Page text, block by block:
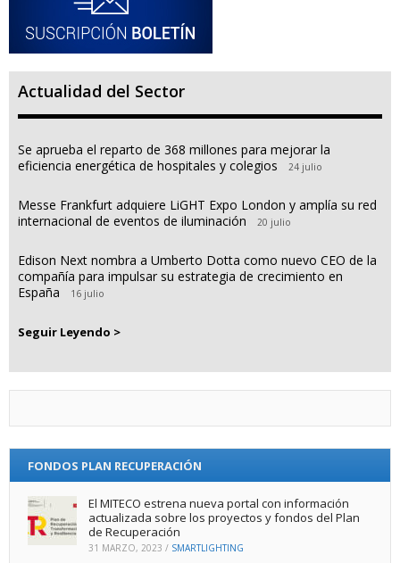
Actualidad del Sector
Se aprueba el reparto de 368 millones para mejorar la
eficiencia energética de hospitales y colegios
24 julio
Messe Frankfurt adquiere LiGHT Expo London y amplía su red
internacional de eventos de iluminación
20 julio
Edison Next nombra a Umberto Dotta como nuevo CEO de la
compañía para impulsar su estrategia de crecimiento en
España
16 julio
Seguir Leyendo >
FONDOS PLAN RECUPERACIÓN
El MITECO estrena nueva portal con información
actualizada sobre los proyectos y fondos del Plan
de Recuperación
31 MARZO, 2023 / SMARTLIGHTING